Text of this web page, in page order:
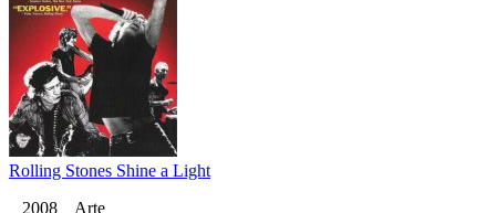
Rolling Stones Shine a Light
2008 Arte